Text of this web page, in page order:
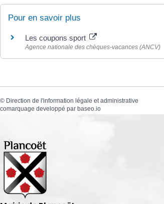
Pour en savoir plus
Les coupons sport
Agence nationale des chèques-vacances (ANCV)
© Direction de l'information légale et administrative
comarquage developpé par baseo.io